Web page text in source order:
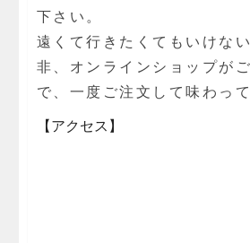
下さい。
遠くて行きたくてもいけな
非、オンラインショップが
で、一度ご注文して味わっ
【アクセス】